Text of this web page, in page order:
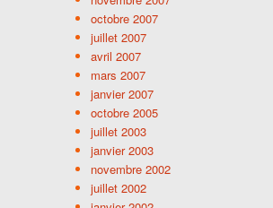
octobre 2007
juillet 2007
avril 2007
mars 2007
janvier 2007
octobre 2005
juillet 2003
janvier 2003
novembre 2002
juillet 2002